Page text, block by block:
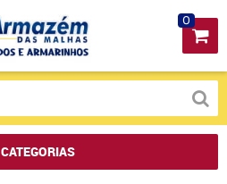
0
CATEGORIAS